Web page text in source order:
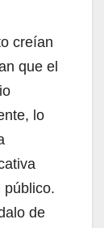
creían
que el
lo
público.
de